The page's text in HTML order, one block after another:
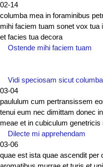
02-14
columba mea in foraminibus
mihi faciem tuam sonet vox
et facies tua decora
Ostende mihi faciem tuam
Vidi speciosam sicut
03-04
paululum cum pertransissem
tenui eum nec dimittam donec
meae et in cubiculum genetricis
Dilecte mi apprehendam
03-06
quae est ista quae ascendit